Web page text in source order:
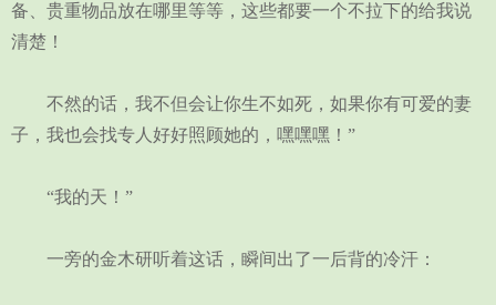
备、贵重物品放在哪里等等，这些都要一个不拉下的给我说
清楚！
不然的话，我不但会让你生不如死，如果你有可爱的妻
子，我也会找专人好好照顾她的，嘿嘿嘿！”
“我的天！”
一旁的金木研听着这话，瞬间出了一后背的冷汗：